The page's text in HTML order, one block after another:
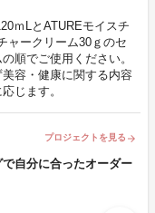
ｍLとATUREモイスチ
ャークリーム30ｇのセ
順でご使用ください。
容・健康に関する内容
じます。
プロジェクトを見る arrow_forward
自分に合ったオーダー